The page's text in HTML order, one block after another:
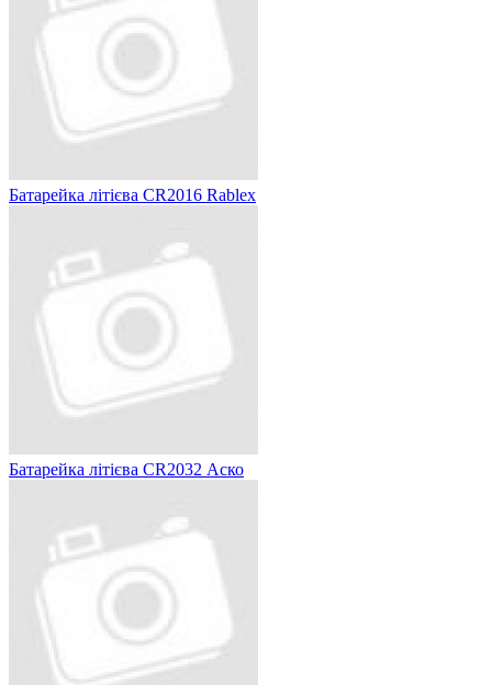
Батарейка літієва CR2016 Rablex
Батарейка літієва CR2032 Аско